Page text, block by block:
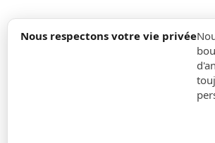
Nous respectons votre vie privée